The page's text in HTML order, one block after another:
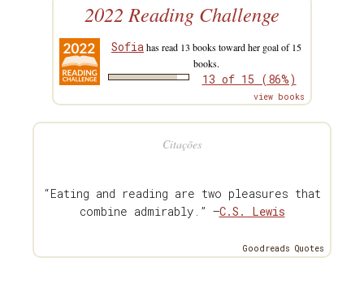
2022 Reading Challenge
Sofiahas read 13 books toward her goal of 15
books.
13 of 15 (86%)
view books
Citações
“Eating and reading are two pleasures that
combine admirably.” —C.S. Lewis
Goodreads Quotes